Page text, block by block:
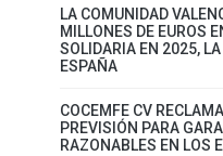
LA COMUNIDAD
MILLONES DE EUROS
SOLIDARIA EN 2025,
ESPAÑA
COCEMFE CV
PREVISIÓN PARA
RAZONABLES EN LOS